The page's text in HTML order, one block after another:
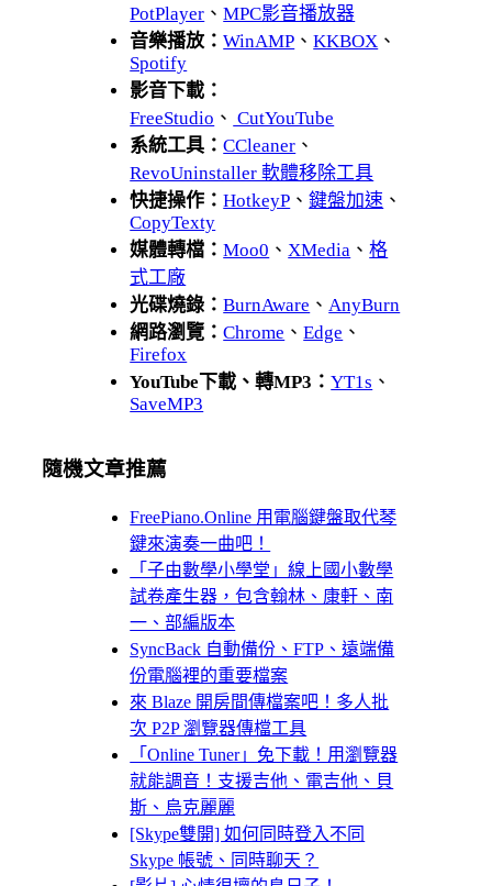
PotPlayer 、MPC影音播放器
音樂播放：WinAMP 、KKBOX 、
Spotify
影音下載：
FreeStudio 、 CutYouTube
系統工具：CCleaner 、
RevoUninstaller 軟體移除工具
快捷操作：HotkeyP 、鍵盤加速 、
CopyTexty
媒體轉檔：Moo0 、 XMedia 、格
式工廠
光碟燒錄：BurnAware 、 AnyBurn
網路瀏覽：Chrome 、Edge 、
Firefox
YouTube下載、轉MP3：YT1s 、
SaveMP3
隨機文章推薦
FreePiano.Online 用電腦鍵盤取代琴
鍵來演奏一曲吧！
「子由數學小學堂」線上國小數學
試卷產生器，包含翰林、康軒、南
一、部編版本
SyncBack 自動備份、FTP、遠端備
份電腦裡的重要檔案
來 Blaze 開房間傳檔案吧！多人批
次 P2P 瀏覽器傳檔工具
「Online Tuner」免下載！用瀏覽器
就能調音！支援吉他、電吉他、貝
斯、烏克麗麗
[Skype雙開] 如何同時登入不同
Skype 帳號、同時聊天？